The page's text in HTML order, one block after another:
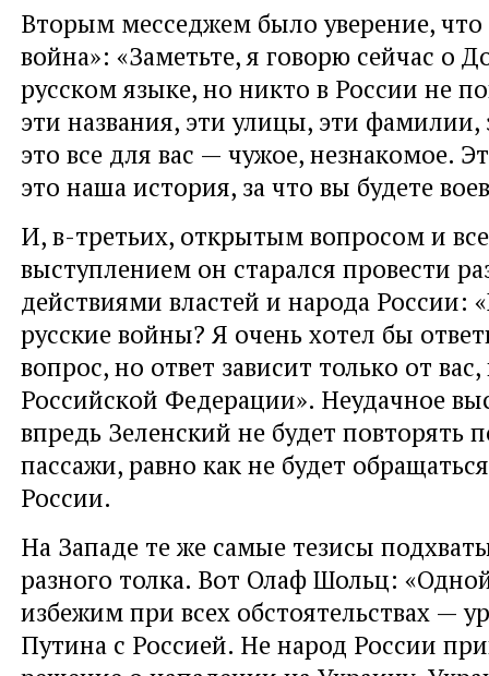
Вторым месседжем было уверение, что
война»: «Заметьте, я говорю сейчас о
русском языке, но никто в России не
эти названия, эти улицы, эти
это все для вас — чужое, незнакомое.
это наша история, за что вы будете
И, в-третьих, открытым вопросом и
выступлением он старался провести
действиями властей и народа России:
русские войны? Я очень хотел бы
вопрос, но ответ зависит только от
Российской Федерации». Неудачное
впредь Зеленский не будет повторять
пассажи, равно как не будет
России.
На Западе те же самые тезисы
разного толка. Вот Олаф Шольц:
избежим при всех обстоятельствах —
Путина с Россией. Не народ России